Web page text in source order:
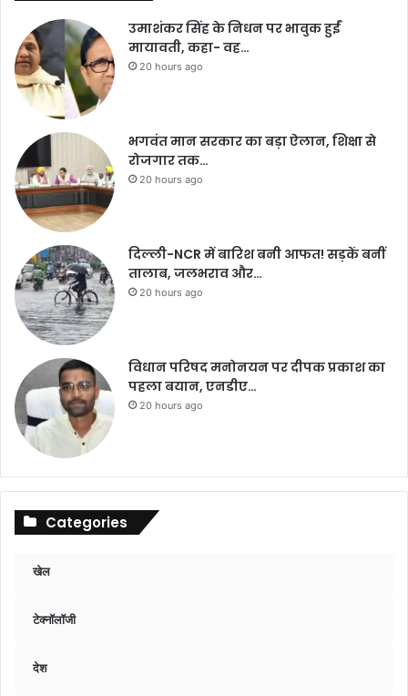
उमाशंकर सिंह के निधन पर भावुक हुईं
मायावती, कहा- वह…
20 hours ago
भगवंत मान सरकार का बड़ा ऐलान, शिक्षा से
रोजगार तक…
20 hours ago
दिल्ली-NCR में बारिश बनी आफत! सड़कें बनीं
तालाब, जलभराव और…
20 hours ago
विधान परिषद मनोनयन पर दीपक प्रकाश का
पहला बयान, एनडीए…
20 hours ago
Categories
खेल
टेक्नॉलॉजी
देश